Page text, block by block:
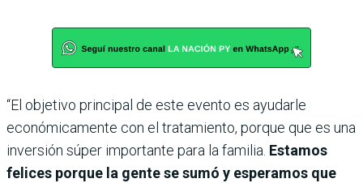
“El objetivo principal de este evento es ayudarle
económicamente con el tratamiento, porque que es una
inversión súper importante para la familia. Estamos
felices porque la gente se sumó y esperamos que